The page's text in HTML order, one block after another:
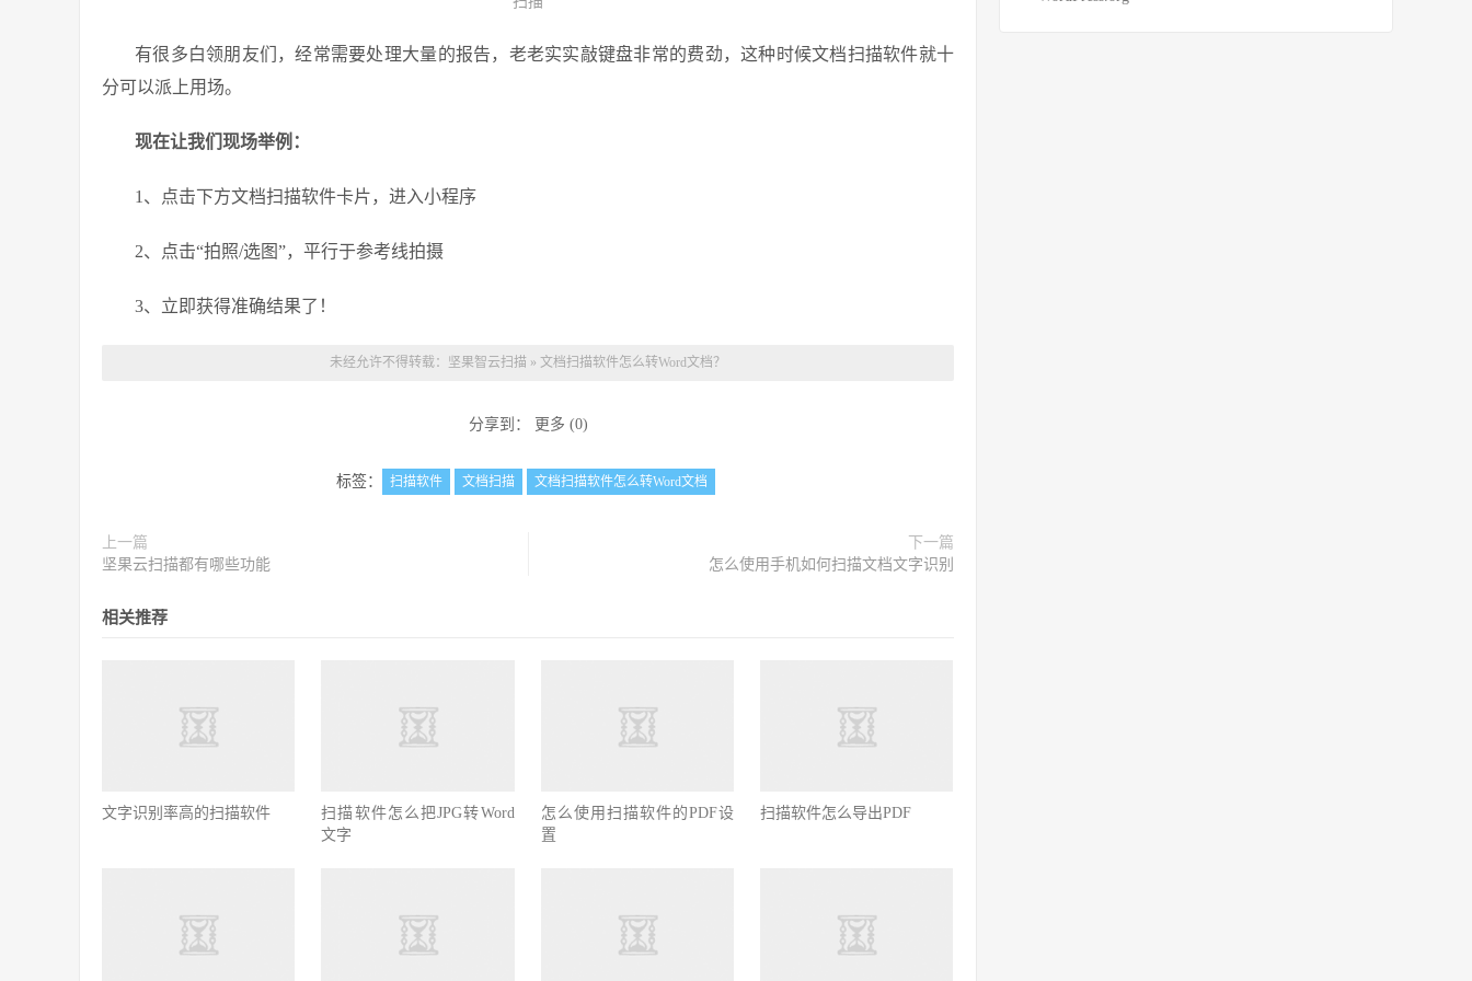
有很多白领朋友们，经常需要处理大量的报告，老老实实敲键盘非常的费劲，这种时候文档扫描软件就十
分可以派上用场。
现在让我们现场举例：
1、点击下方文档扫描软件卡片，进入小程序
2、点击“拍照/选图”，平行于参考线拍摄
3、立即获得准确结果了！
未经允许不得转载： 坚果智云扫描 » 文档扫描软件怎么转Word文档？
分享到： 更多 (0)
标签： 扫描软件 文档扫描 文档扫描软件怎么转Word文档
上一篇
坚果云扫描都有哪些功能
下一篇
怎么使用手机如何扫描文档文字识别
相关推荐
文字识别率高的扫描软件
扫描软件怎么把JPG转Word
文字
怎么使用扫描软件的PDF设
置
扫描软件怎么导出PDF